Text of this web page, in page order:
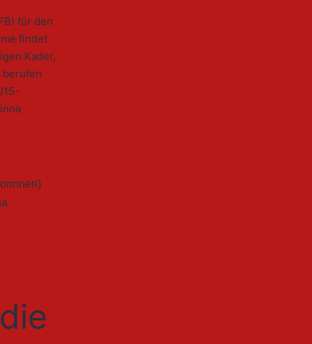
für den
findet
Kader,
berufen